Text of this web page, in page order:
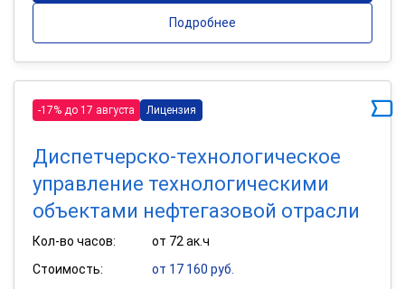
Подробнее
-17% до 17 августа Лицензия
Диспетчерско-технологическое
управление технологическими
объектами нефтегазовой отрасли
Кол-во часов:
от 72 ак.ч
Стоимость:
от 17 160 руб.